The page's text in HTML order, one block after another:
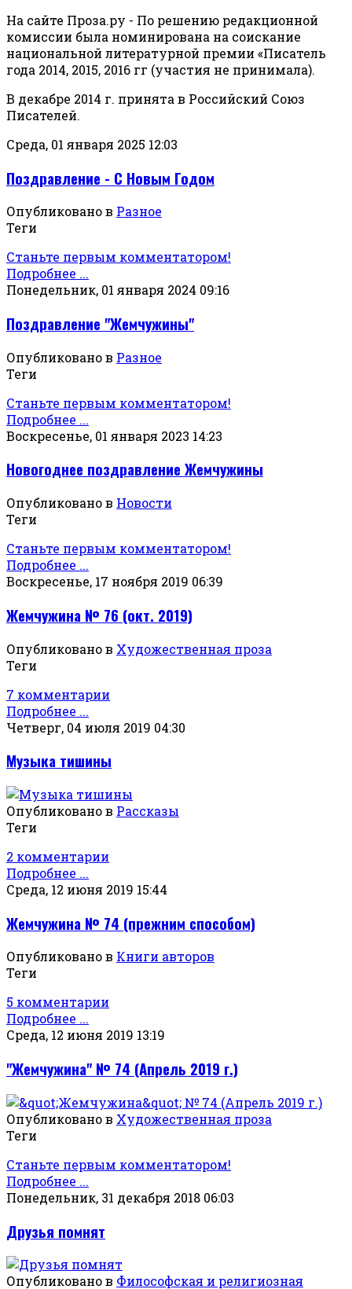
На сайте Проза.ру - По решению редакционной
комиссии была номинирована на соискание
национальной литературной премии «Писатель
года 2014, 2015, 2016 гг (участия не принимала).
В декабре 2014 г. принята в Российский Союз
Писателей.
Среда, 01 января 2025 12:03
Поздравление - С Новым Годом
Опубликовано в Разное
Теги
Станьте первым комментатором!
Подробнее ...
Понедельник, 01 января 2024 09:16
Поздравление "Жемчужины"
Опубликовано в Разное
Теги
Станьте первым комментатором!
Подробнее ...
Воскресенье, 01 января 2023 14:23
Новогоднее поздравление Жемчужины
Опубликовано в Новости
Теги
Станьте первым комментатором!
Подробнее ...
Воскресенье, 17 ноября 2019 06:39
Жемчужина № 76 (окт. 2019)
Опубликовано в Художественная проза
Теги
7 комментарии
Подробнее ...
Четверг, 04 июля 2019 04:30
Музыка тишины
Опубликовано в Рассказы
Теги
2 комментарии
Подробнее ...
Среда, 12 июня 2019 15:44
Жемчужина № 74 (прежним способом)
Опубликовано в Книги авторов
Теги
5 комментарии
Подробнее ...
Среда, 12 июня 2019 13:19
"Жемчужина" № 74 (Апрель 2019 г.)
Опубликовано в Художественная проза
Теги
Станьте первым комментатором!
Подробнее ...
Понедельник, 31 декабря 2018 06:03
Друзья помнят
Опубликовано в Философская и религиозная